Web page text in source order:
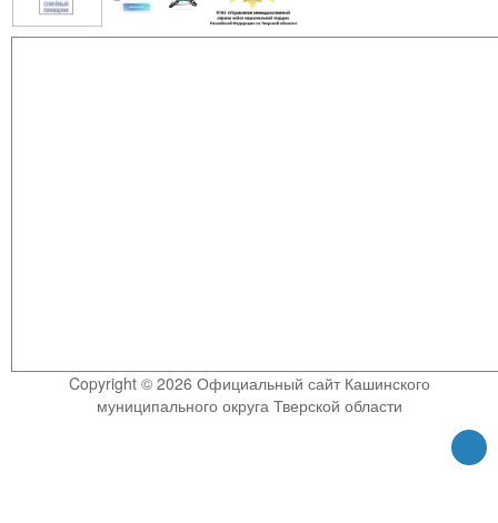
Copyright © 2026 Официальный сайт Кашинского
муниципального округа Тверской области